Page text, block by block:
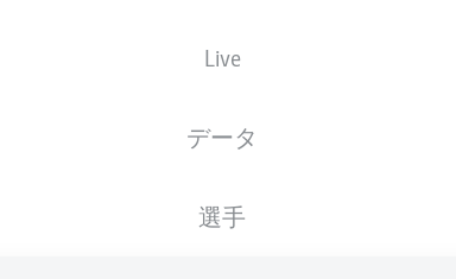
Live
データ
選手
スターティングメンバーは試合開始の 60分前に公開されます